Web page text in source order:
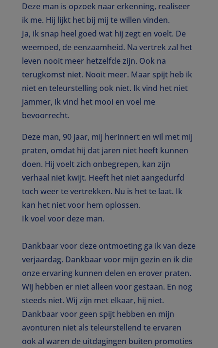
Deze man is opzoek naar erkenning, realiseer
ik me. Hij lijkt het bij mij te willen vinden.
Ja, ik snap heel goed wat hij zegt en voelt. De
weemoed, de eenzaamheid. Na vertrek zal het
leven nooit meer hetzelfde zijn. Ook na
terugkomst niet. Nooit meer. Maar spijt heb ik
niet en teleurstelling ook niet. Ik vind het niet
jammer, ik vind het mooi en voel me
bevoorrecht.
Deze man, 90 jaar, mij herinnert en wil met mij
praten, omdat hij dat jaren niet heeft kunnen
doen. Hij voelt zich onbegrepen, kan zijn
verhaal niet kwijt. Heeft het niet aangedurfd
toch weer te vertrekken. Nu is het te laat. Ik
kan het niet voor hem oplossen.
Ik voel voor deze man.
Dankbaar voor deze ontmoeting ga ik van deze
verjaardag. Dankbaar voor mijn gezin en ik die
onze ervaring kunnen delen en erover praten.
Wij hebben er niet alleen voor gestaan. En nog
steeds niet. Wij zijn met elkaar, hij niet.
Dankbaar voor geen spijt hebben en mijn
avonturen niet als teleurstellend te ervaren
ook al waren de uitdagingen buiten promoties